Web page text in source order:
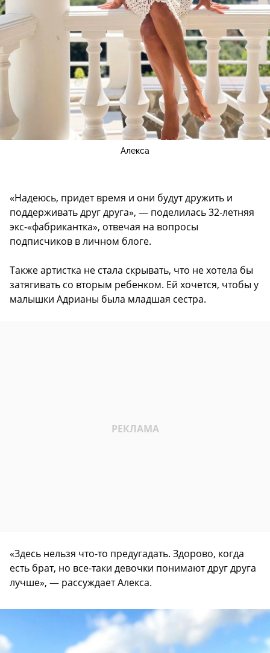
Алекса
«Надеюсь, придет время и они будут дружить и
поддерживать друг друга», — поделилась 32-летняя
экс-«фабрикантка», отвечая на вопросы
подписчиков в личном блоге.
Также артистка не стала скрывать, что не хотела бы
затягивать со вторым ребенком. Ей хочется, чтобы у
малышки Адрианы была младшая сестра.
«Здесь нельзя что-то предугадать. Здорово, когда
есть брат, но все-таки девочки понимают друг друга
лучше», — рассуждает Алекса.